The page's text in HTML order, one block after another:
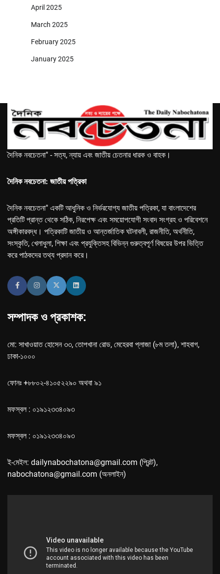
April 2025
March 2025
February 2025
January 2025
দৈনিক নবচেতনা" - সত্য, ন্যায় এবং জাতীয় চেতনার ধারক ও বাহক।
দৈনিক নবচেতনা: জাতীয় পত্রিকা
দৈনিক নবচেতনা" একটি আধুনিক ও নির্ভরযোগ্য জাতীয় পত্রিকা, যা বাংলাদেশের
প্রতিটি প্রান্ত থেকে সঠিক, নিরপেক্ষ এবং সময়োপযোগী সংবাদ সংগ্রহ ও পরিবেশনে
অঙ্গীকারবদ্ধ। পত্রিকাটি জাতীয় ও আন্তর্জাতিক ঘটনাবলী, রাজনীতি, অর্থনীতি,
সংস্কৃতি, খেলাধুলা, শিক্ষা এবং প্রযুক্তিসহ বিভিন্ন গুরুত্বপূর্ণ বিষয়ের উপর ভিত্তি
করে পাঠকদের তথ্য প্রদান করে।
সম্পাদক ও প্রকাশক:
মো: সাখাওয়াত হোসেন ৩৩, তোপখানা রোড, মেহেরবা প্লাজা (৮ম তলা), শাহবাগ,
ঢাকা-১০০০
ফোনঃ +৮৮০২-৪১০৫২২৯০ অথবা ৯১
মফস্বল : ০১৯১২৩৩৪০৯৩
মফস্বল : ০১৯১২৩৩৪০৯৩
ই-মেইল: dailynabochatona@gmail.com (প্রিন্ট),
nabochatona@gmail.com (অনলাইন)